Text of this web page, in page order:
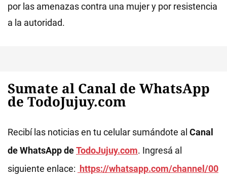
por las amenazas contra una mujer y por resistencia
a la autoridad.
Sumate al Canal de WhatsApp
de TodoJujuy.com
Recibí las noticias en tu celular sumándote al Canal
de WhatsApp deTodoJujuy.com. Ingresá al
siguiente enlace: https://whatsapp.com/channel/00